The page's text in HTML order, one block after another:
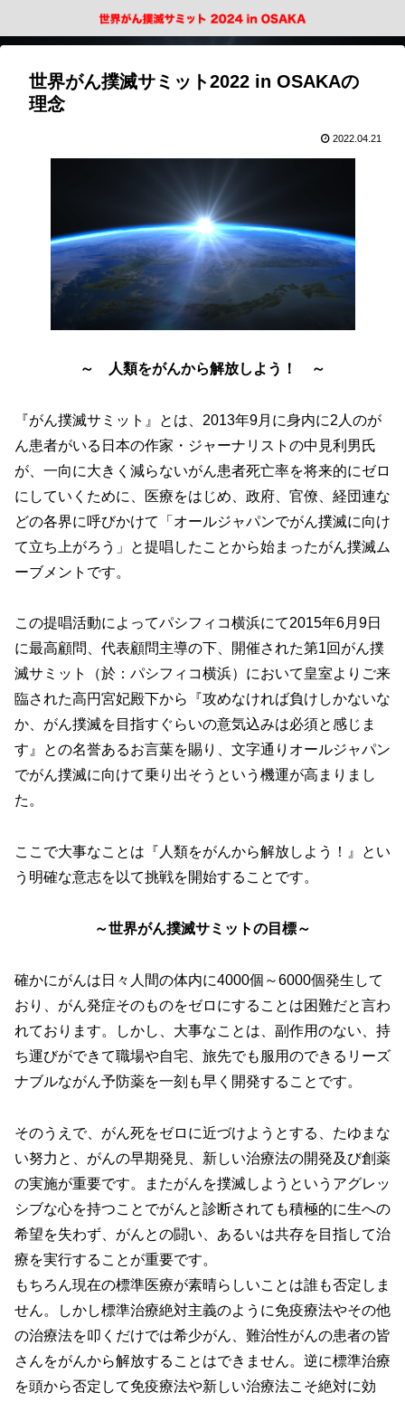
世界がん撲滅サミット2022 in OSAKAの
理念
2022.04.21
～ 人類をがんから解放しよう！ ～
『がん撲滅サミット』とは、2013年9月に身内に2人のが
ん患者がいる日本の作家・ジャーナリストの中見利男氏
が、一向に大きく減らないがん患者死亡率を将来的にゼロ
にしていくために、医療をはじめ、政府、官僚、経団連な
どの各界に呼びかけて「オールジャパンでがん撲滅に向け
て立ち上がろう」と提唱したことから始まったがん撲滅ム
ーブメントです。
この提唱活動によってパシフィコ横浜にて2015年6月9日
に最高顧問、代表顧問主導の下、開催された第1回がん撲
滅サミット（於：パシフィコ横浜）において皇室よりご来
臨された高円宮妃殿下から『攻めなければ負けしかないな
か、がん撲滅を目指すぐらいの意気込みは必須と感じま
す』との名誉あるお言葉を賜り、文字通りオールジャパン
でがん撲滅に向けて乗り出そうという機運が高まりまし
た。
ここで大事なことは『人類をがんから解放しよう！』とい
う明確な意志を以て挑戦を開始することです。
～世界がん撲滅サミットの目標～
確かにがんは日々人間の体内に4000個～6000個発生して
おり、がん発症そのものをゼロにすることは困難だと言わ
れております。しかし、大事なことは、副作用のない、持
ち運びができて職場や自宅、旅先でも服用のできるリーズ
ナブルながん予防薬を一刻も早く開発することです。
そのうえで、がん死をゼロに近づけようとする、たゆまな
い努力と、がんの早期発見、新しい治療法の開発及び創薬
の実施が重要です。またがんを撲滅しようというアグレッ
シブな心を持つことでがんと診断されても積極的に生への
希望を失わず、がんとの闘い、あるいは共存を目指して治
療を実行することが重要です。
もちろん現在の標準医療が素晴らしいことは誰も否定しま
せん。しかし標準治療絶対主義のように免疫療法やその他
の治療法を叩くだけでは希少がん、難治性がんの患者の皆
さんをがんから解放することはできません。逆に標準治療
を頭から否定して免疫療法や新しい治療法こそ絶対に効